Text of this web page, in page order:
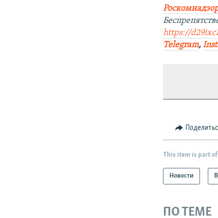
https://
Telegram,
This item is part of
Новости
ПО ТЕМЕ